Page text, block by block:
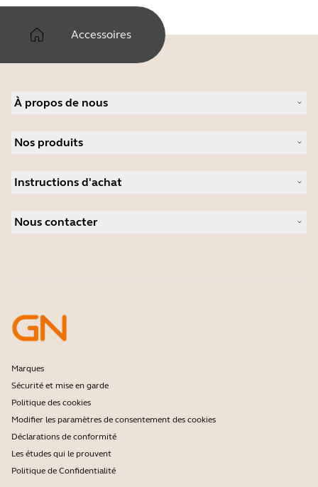
Accessoires
À propos de nous
Carrières
Actualité et communiqués de presse
Études de cas
Nos produits
Speakerphones
Caméras personnelles
Logiciels
Instructions d'achat
Distributeurs
Nous contacter
Programme Développeurs
Programme Partenaires
Politique de fin de vie de l'entreprise
Marques
Sécurité et mise en garde
Politique des cookies
Modifier les paramètres de consentement des cookies
Déclarations de conformité
Les études qui le prouvent
Politique de Confidentialité